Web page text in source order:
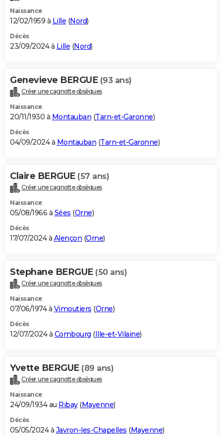
Naissance
12/02/1959 à Lille (Nord)
Décès
23/09/2024 à Lille (Nord)
Genevieve BERGUE (93 ans)
Créer une cagnotte obsèques
Naissance
20/11/1930 à Montauban (Tarn-et-Garonne)
Décès
04/09/2024 à Montauban (Tarn-et-Garonne)
Claire BERGUE (57 ans)
Créer une cagnotte obsèques
Naissance
05/08/1966 à Sées (Orne)
Décès
17/07/2024 à Alençon (Orne)
Stephane BERGUE (50 ans)
Créer une cagnotte obsèques
Naissance
07/06/1974 à Vimoutiers (Orne)
Décès
12/07/2024 à Combourg (Ille-et-Vilaine)
Yvette BERGUE (89 ans)
Créer une cagnotte obsèques
Naissance
24/09/1934 au Ribay(Mayenne)
Décès
05/05/2024 à Javron-les-Chapelles (Mayenne)